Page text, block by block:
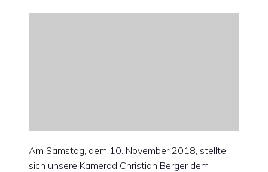
Am Samstag, dem 10. November 2018, stellte
sich unsere Kamerad Christian Berger dem